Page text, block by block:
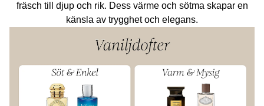
fräsch till djup och rik. Dess värme och sötma skapar en
känsla av trygghet och elegans.